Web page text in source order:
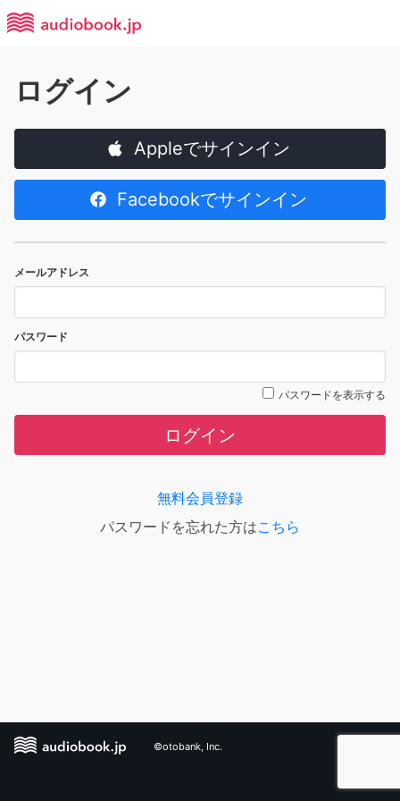
ログイン
Appleでサインイン
Facebookでサインイン
メールアドレス
パスワード
パスワードを表示する
ログイン
無料会員登録
パスワードを忘れた方はこちら
©otobank, Inc.